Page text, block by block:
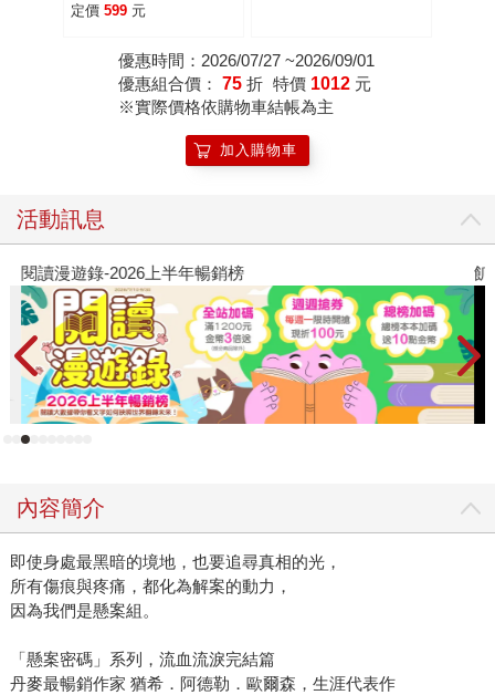
定價 599 元
優惠時間：2026/07/27 ~2026/09/01
優惠組合價： 75 折 特價 1012 元
※實際價格依購物車結帳為主
加入購物車
活動訊息
閱讀漫遊錄-2026上半年暢銷榜 飢
內容簡介
即使身處最黑暗的境地，也要追尋真相的光，
所有傷痕與疼痛，都化為解案的動力，
因為我們是懸案組。
「懸案密碼」系列，流血流淚完結篇
丹麥最暢銷作家 猶希．阿德勒．歐爾森，生涯代表作